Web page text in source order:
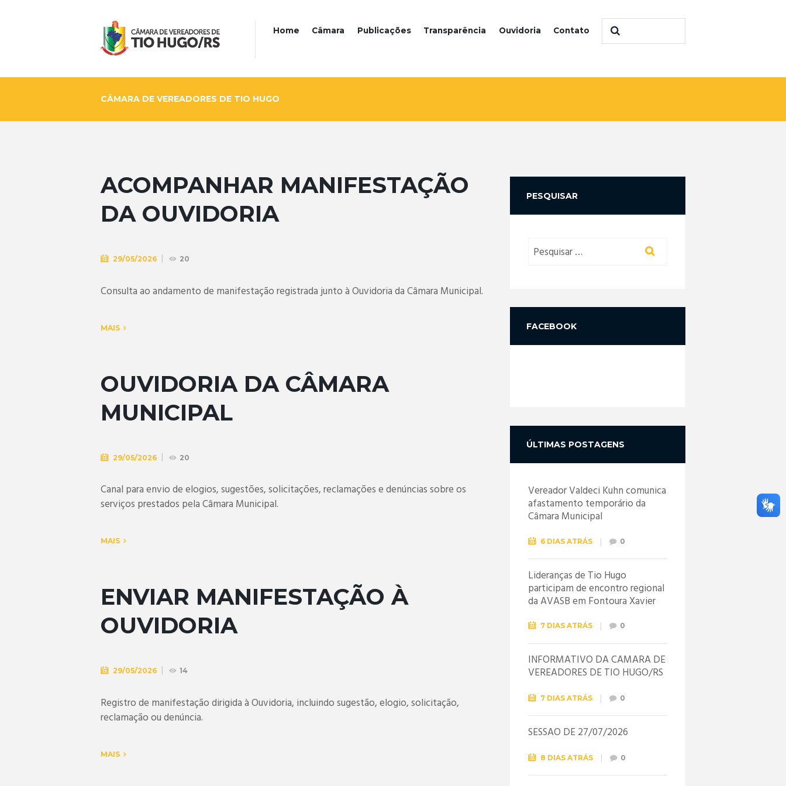
Home Câmara Publicações Transparência Ouvidoria Contato
CÂMARA DE VEREADORES DE TIO HUGO
ACOMPANHAR MANIFESTAÇÃO
DA OUVIDORIA
29/05/2026 20
Consulta ao andamento de manifestação registrada junto à Ouvidoria da Câmara Municipal.
MAIS
OUVIDORIA DA CÂMARA
MUNICIPAL
29/05/2026 20
Canal para envio de elogios, sugestões, solicitações, reclamações e denúncias sobre os
serviços prestados pela Câmara Municipal.
MAIS
ENVIAR MANIFESTAÇÃO À
OUVIDORIA
29/05/2026 14
Registro de manifestação dirigida à Ouvidoria, incluindo sugestão, elogio, solicitação,
reclamação ou denúncia.
MAIS
PESQUISAR
FACEBOOK
ÚLTIMAS POSTAGENS
Vereador Valdeci Kuhn comunica
afastamento temporário da
Câmara Municipal
6 DIAS ATRÁS 0
Lideranças de Tio Hugo
participam de encontro regional
da AVASB em Fontoura Xavier
7 DIAS ATRÁS 0
INFORMATIVO DA CÂMARA DE
VEREADORES DE TIO HUGO/RS
7 DIAS ATRÁS 0
SESSÃO DE 27/07/2026
8 DIAS ATRÁS 0